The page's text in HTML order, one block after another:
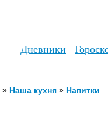
Дневники
» Наша кухня » Напитки